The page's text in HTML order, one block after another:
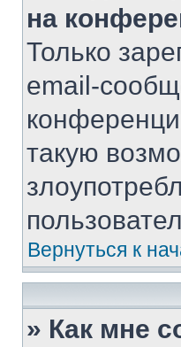
на
Только
email-
такую
Вернуться к
» Как мне